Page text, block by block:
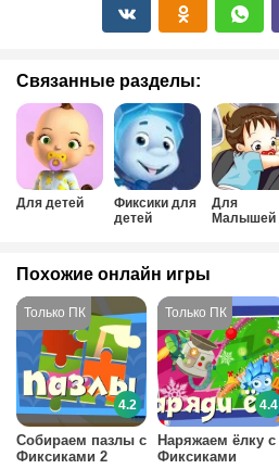
Связанные разделы:
Для детей
Фиксики для
детей
Для
Малышей
Похожие онлайн игры
Собираем пазлы с
Фиксиками 2
4.2
Наряжаем ёлку с
Фиксиками
4.4